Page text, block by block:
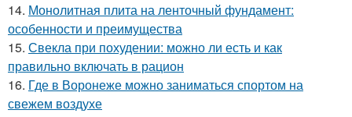
14. Монолитная плита на ленточный фундамент:
особенности и преимущества
15. Свекла при похудении: можно ли есть и как
правильно включать в рацион
16. Где в Воронеже можно заниматься спортом на
свежем воздухе